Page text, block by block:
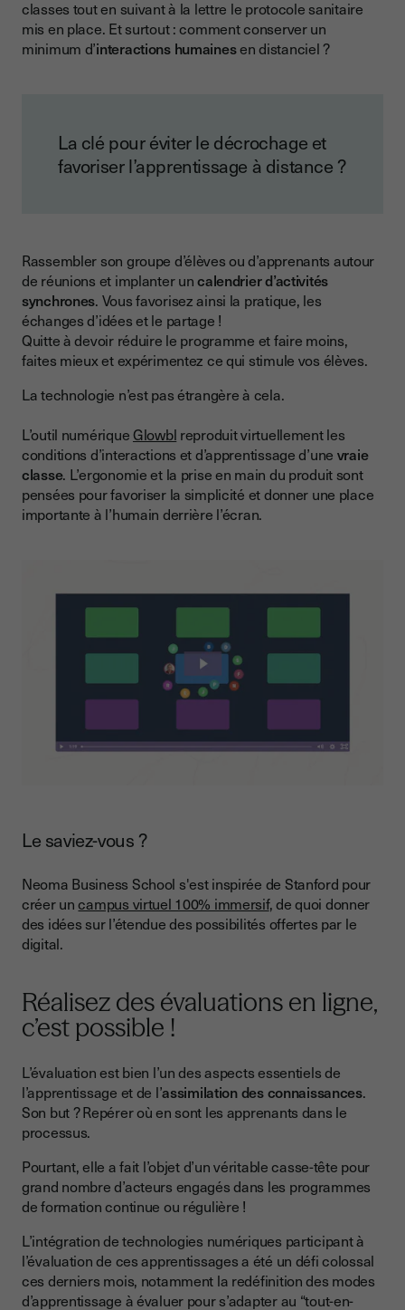
classes tout en suivant à la lettre le protocole sanitaire
mis en place. Et surtout : comment conserver un
minimum d’interactions humainesen distanciel ?
La clé pour éviter le décrochage et
favoriser l’apprentissage à distance ?
Rassembler son groupe d’élèves ou d’apprenants autour
de réunions et implanter uncalendrier d’activités
synchrones. Vous favorisez ainsi la pratique, les
échanges d’idées et le partage !
Quitte à devoir réduire le programme et faire moins,
faites mieux et expérimentez ce qui stimule vos élèves.
La technologie n’est pas étrangère à cela.
L’outil numériqueGlowbl reproduit virtuellement les
conditions d’interactions et d’apprentissage d’une vraie
classe. L’ergonomie et la prise en main du produit sont
pensées pour favoriser la simplicité et donner une place
importante à l’humain derrière l’écran.
Le saviez-vous ?
Neoma Business School s'est inspirée de Stanford pour
créer uncampus virtuel 100% immersif, de quoi donner
des idées sur l’étendue des possibilités offertes par le
digital.
Réalisez des évaluations en ligne,
c’est possible !
L’évaluation est bien l’un des aspects essentiels de
l’apprentissage et de l’assimilation des connaissances.
Son but ? Repérer où en sont les apprenants dans le
processus.
Pourtant, elle a fait l’objet d’un véritable casse-tête pour
grand nombre d’acteurs engagés dans les programmes
de formation continue ou régulière !
L’intégration de technologies numériques participant à
l’évaluation de ces apprentissages a été un défi colossal
ces derniers mois, notamment la redéfinition des modes
d’apprentissage à évaluer pour s’adapter au “tout-en-